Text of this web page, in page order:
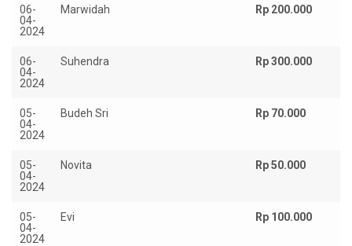
06-
04-
2024
Marwidah Rp 200.000
06-
04-
2024
Suhendra Rp 300.000
05-
04-
2024
Budeh Sri Rp 70.000
05-
04-
2024
Novita Rp 50.000
05-
04-
2024
Evi Rp 100.000